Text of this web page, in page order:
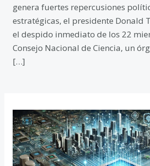
genera fuertes repercusiones
estratégicas, el presidente Donald
el despido inmediato de los 22
Consejo Nacional de Ciencia, un
[…]